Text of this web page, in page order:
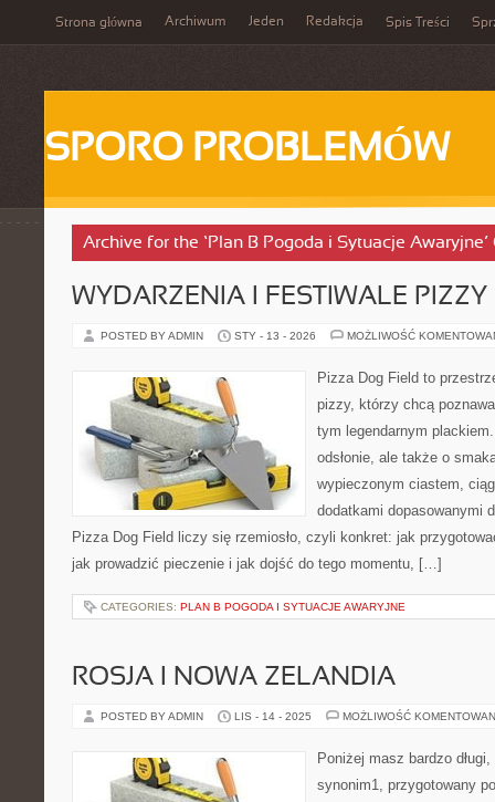
Strona główna Archiwum Jeden Redakcja Spis Treści
SPORO PROBLEMÓW
Archive for the ‘Plan B Pogoda i Sytuacje Awaryjne’
WYDARZENIA I FESTIWALE PIZZY
POSTED BY ADMIN STY - 13 - 2026 MOŻLIWOŚĆ
Pizza Dog Field to
pizzy, którzy chcą
tym legendarnym
odsłonie, ale także o
wypieczonym ciastem,
dodatkami dopasowanymi
Pizza Dog Field liczy się rzemiosło, czyli konkret: jak
jak prowadzić pieczenie i jak dojść do tego momentu, […]
CATEGORIES: PLAN B POGODA I SYTUACJE AWARYJNE
ROSJA I NOWA ZELANDIA
POSTED BY ADMIN LIS - 14 - 2025 MOŻLIWOŚĆ
Poniżej masz bardzo
synonim1, przygotowany